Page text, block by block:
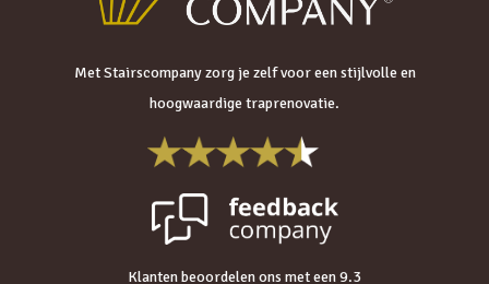
Met Stairscompany zorg je zelf voor een stijlvolle en
hoogwaardige traprenovatie.
Klanten beoordelen ons met een 9.3